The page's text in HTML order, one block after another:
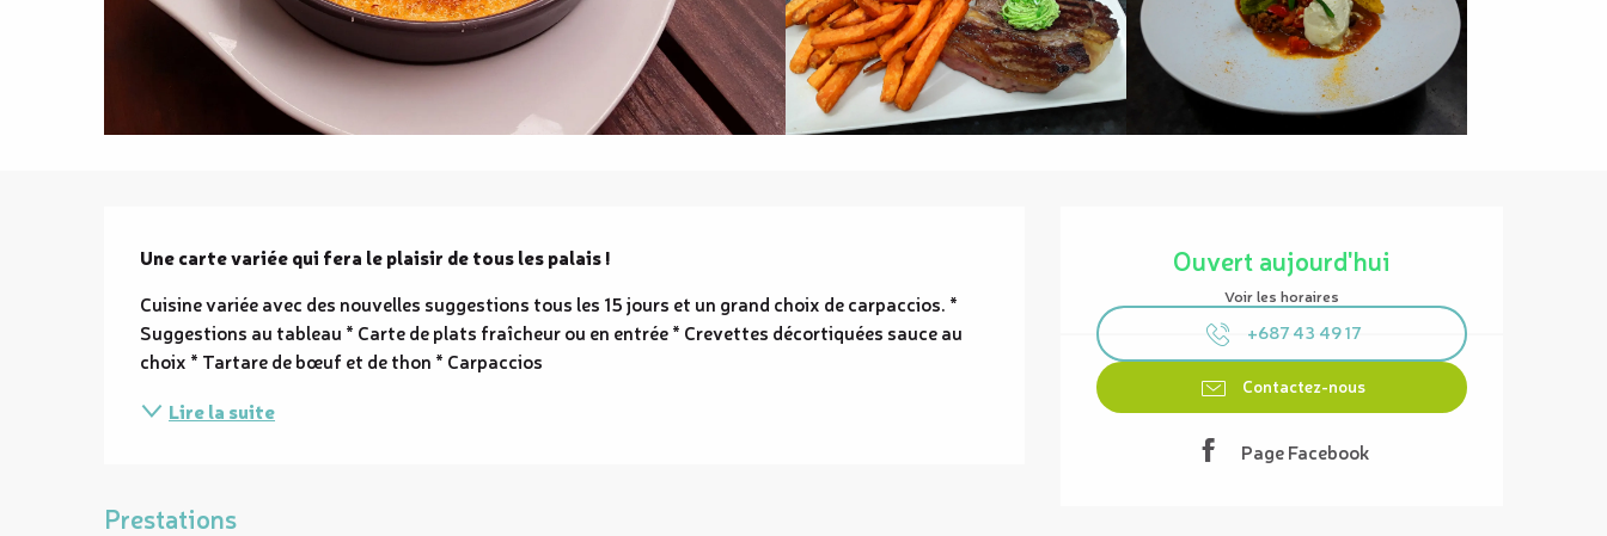
Ouvert aujourd'hui
Voir les horaires
+687 43 49 17
Contactez-nous
Page Facebook
Une carte variée qui fera le plaisir de tous les palais !
Cuisine variée avec des nouvelles suggestions tous les 15 jours et un grand choix de carpaccios. *
Suggestions au tableau * Carte de plats fraîcheur ou en entrée * Crevettes décortiquées sauce au
choix * Tartare de bœuf et de thon * Carpaccios
Lire la suite
Prestations